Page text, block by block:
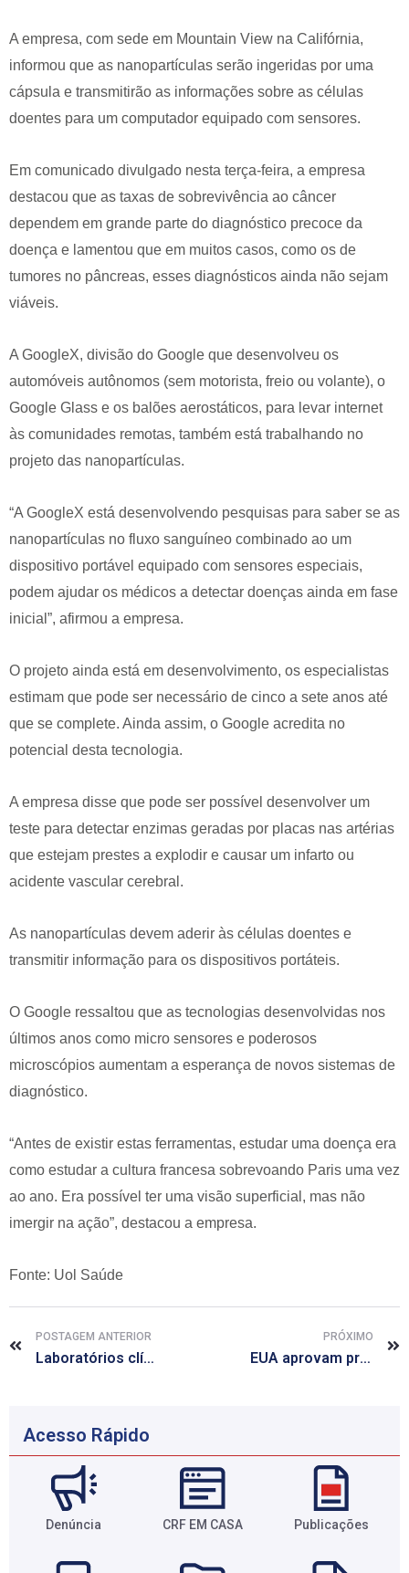
A empresa, com sede em Mountain View na Califórnia,
informou que as nanopartículas serão ingeridas por uma
cápsula e transmitirão as informações sobre as células
doentes para um computador equipado com sensores.
Em comunicado divulgado nesta terça-feira, a empresa
destacou que as taxas de sobrevivência ao câncer
dependem em grande parte do diagnóstico precoce da
doença e lamentou que em muitos casos, como os de
tumores no pâncreas, esses diagnósticos ainda não sejam
viáveis.
A GoogleX, divisão do Google que desenvolveu os
automóveis autônomos (sem motorista, freio ou volante), o
Google Glass e os balões aerostáticos, para levar internet
às comunidades remotas, também está trabalhando no
projeto das nanopartículas.
“A GoogleX está desenvolvendo pesquisas para saber se as
nanopartículas no fluxo sanguíneo combinado ao um
dispositivo portável equipado com sensores especiais,
podem ajudar os médicos a detectar doenças ainda em fase
inicial”, afirmou a empresa.
O projeto ainda está em desenvolvimento, os especialistas
estimam que pode ser necessário de cinco a sete anos até
que se complete. Ainda assim, o Google acredita no
potencial desta tecnologia.
A empresa disse que pode ser possível desenvolver um
teste para detectar enzimas geradas por placas nas artérias
que estejam prestes a explodir e causar um infarto ou
acidente vascular cerebral.
As nanopartículas devem aderir às células doentes e
transmitir informação para os dispositivos portáteis.
O Google ressaltou que as tecnologias desenvolvidas nos
últimos anos como micro sensores e poderosos
microscópios aumentam a esperança de novos sistemas de
diagnóstico.
“Antes de existir estas ferramentas, estudar uma doença era
como estudar a cultura francesa sobrevoando Paris uma vez
ao ano. Era possível ter uma visão superficial, mas não
imergir na ação”, destacou a empresa.
Fonte: Uol Saúde
POSTAGEM ANTERIOR
Laboratórios clínicos denunciam planos de saúde na ANS
PRÓXIMO
EUA aprovam primeira vacina contra perigoso tipo de meningite
Acesso Rápido
Denúncia CRF EM CASA Publicações